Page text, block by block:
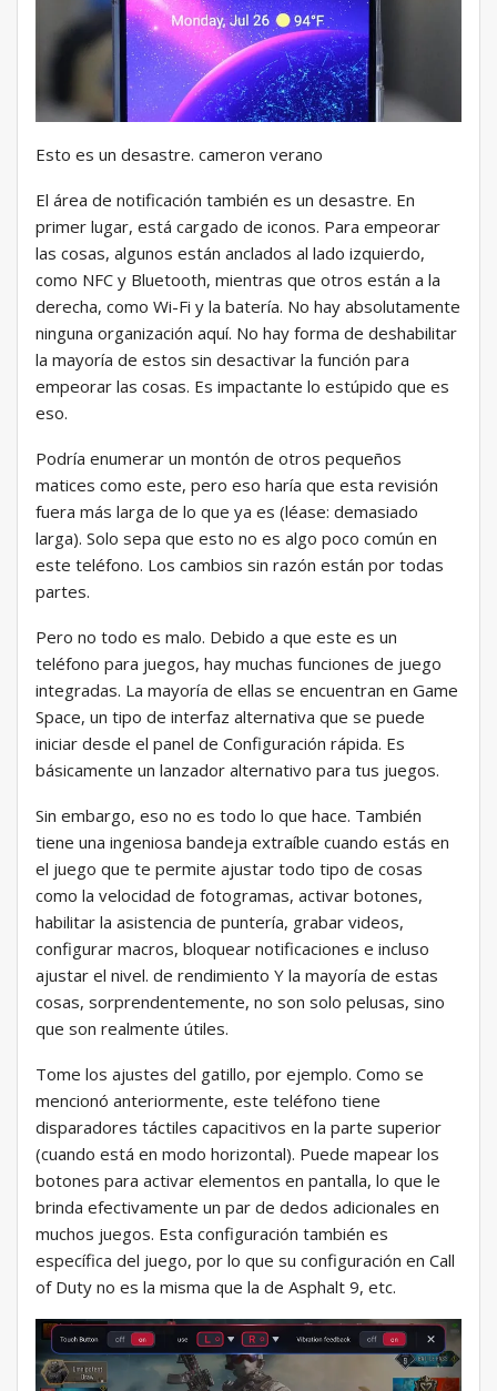
Esto es un desastre. cameron verano
El área de notificación también es un desastre. En
primer lugar, está cargado de iconos. Para empeorar
las cosas, algunos están anclados al lado izquierdo,
como NFC y Bluetooth, mientras que otros están a la
derecha, como Wi-Fi y la batería. No hay absolutamente
ninguna organización aquí. No hay forma de deshabilitar
la mayoría de estos sin desactivar la función para
empeorar las cosas. Es impactante lo estúpido que es
eso.
Podría enumerar un montón de otros pequeños
matices como este, pero eso haría que esta revisión
fuera más larga de lo que ya es (léase: demasiado
larga). Solo sepa que esto no es algo poco común en
este teléfono. Los cambios sin razón están por todas
partes.
Pero no todo es malo. Debido a que este es un
teléfono para juegos, hay muchas funciones de juego
integradas. La mayoría de ellas se encuentran en Game
Space, un tipo de interfaz alternativa que se puede
iniciar desde el panel de Configuración rápida. Es
básicamente un lanzador alternativo para tus juegos.
Sin embargo, eso no es todo lo que hace. También
tiene una ingeniosa bandeja extraíble cuando estás en
el juego que te permite ajustar todo tipo de cosas
como la velocidad de fotogramas, activar botones,
habilitar la asistencia de puntería, grabar videos,
configurar macros, bloquear notificaciones e incluso
ajustar el nivel. de rendimiento Y la mayoría de estas
cosas, sorprendentemente, no son solo pelusas, sino
que son realmente útiles.
Tome los ajustes del gatillo, por ejemplo. Como se
mencionó anteriormente, este teléfono tiene
disparadores táctiles capacitivos en la parte superior
(cuando está en modo horizontal). Puede mapear los
botones para activar elementos en pantalla, lo que le
brinda efectivamente un par de dedos adicionales en
muchos juegos. Esta configuración también es
específica del juego, por lo que su configuración en Call
of Duty no es la misma que la de Asphalt 9, etc.